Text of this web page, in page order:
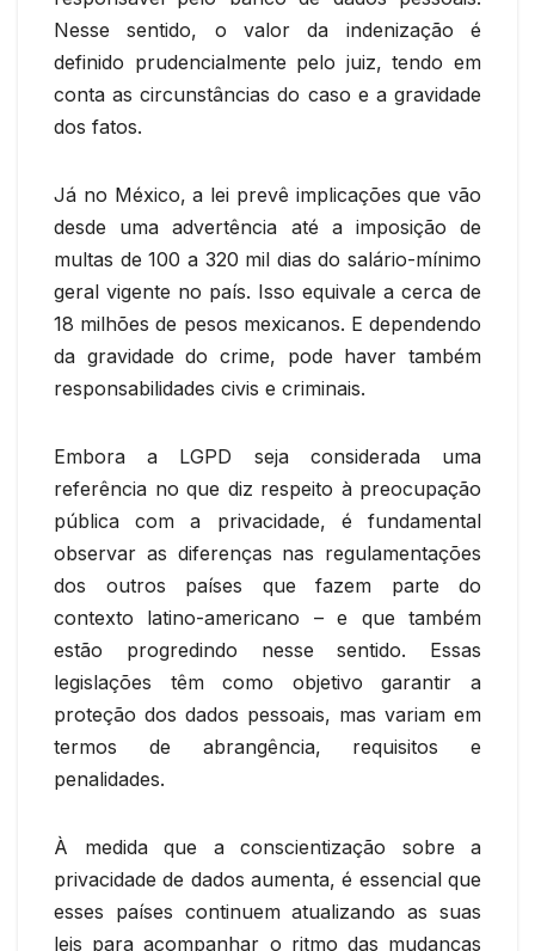
Nesse sentido, o valor da indenização é
definido prudencialmente pelo juiz, tendo em
conta as circunstâncias do caso e a gravidade
dos fatos.
Já no México, a lei prevê implicações que vão
desde uma advertência até a imposição de
multas de 100 a 320 mil dias do salário-mínimo
geral vigente no país. Isso equivale a cerca de
18 milhões de pesos mexicanos. E dependendo
da gravidade do crime, pode haver também
responsabilidades civis e criminais.
Embora a LGPD seja considerada uma
referência no que diz respeito à preocupação
pública com a privacidade, é fundamental
observar as diferenças nas regulamentações
dos outros países que fazem parte do
contexto latino-americano – e que também
estão progredindo nesse sentido. Essas
legislações têm como objetivo garantir a
proteção dos dados pessoais, mas variam em
termos de abrangência, requisitos e
penalidades.
À medida que a conscientização sobre a
privacidade de dados aumenta, é essencial que
esses países continuem atualizando as suas
leis para acompanhar o ritmo das mudanças